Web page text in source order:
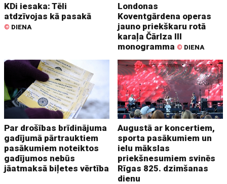
KDi iesaka: Tēli
atdzīvojas kā pasakā
© DIENA
Londonas
Koventgārdena operas
jauno priekškaru rotā
karaļa Čārlza III
monogramma © DIENA
Par drošības brīdinājuma
gadījumā pārtrauktiem
pasākumiem noteiktos
gadījumos nebūs
jāatmaksā biļetes vērtība
Augustā ar koncertiem,
sporta pasākumiem un
ielu mākslas
priekšnesumiem svinēs
Rīgas 825. dzimšanas
dienu